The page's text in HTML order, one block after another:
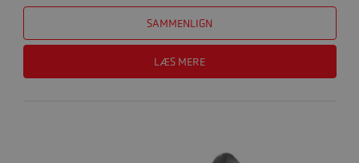
SAMMENLIGN
LÆS MERE